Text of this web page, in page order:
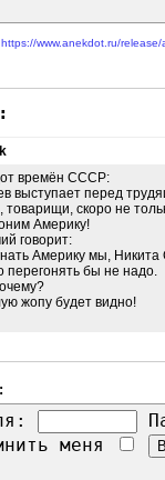
https://www.anekdot.ru/
времён СССР:
выступает перед
скоро не
Америку!
говорит:
Америку мы, Никита
перегонять бы не надо.
жопу будет видно!
меня